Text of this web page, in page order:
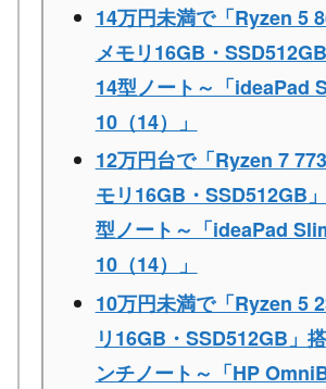
14万円未満で「Ryzen 5
メモリ16GB・
14型ノート～「ideaPad
10（14）」
12万円台で「Ryzen 7
モリ16GB・SSD512GB
型ノート～「ideaPad
10（14）」
10万円未満で「Ryzen 5
リ16GB・SSD512GB」
ンチノート～「HP